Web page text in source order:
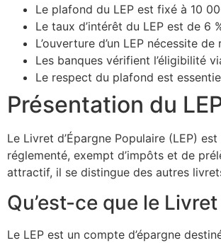
Le plafond du LEP est fixé à 10
Le taux d’intérêt du LEP est de 6
L’ouverture d’un LEP nécessite
Les banques vérifient l’éligibilité
Le respect du plafond est
Présentation du
Le Livret d’Épargne Populaire (LEP)
réglementé, exempt d’impôts et de
attractif, il se distingue des autres
Qu’est-ce que le
Le LEP est un compte d’épargne